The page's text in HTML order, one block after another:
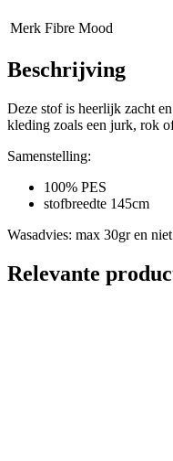
Merk Fibre Mood
Beschrijving
Deze stof is heerlijk zacht
kleding zoals een jurk, rok
Samenstelling:
100% PES
stofbreedte 145cm
Wasadvies: max 30gr en
Relevante